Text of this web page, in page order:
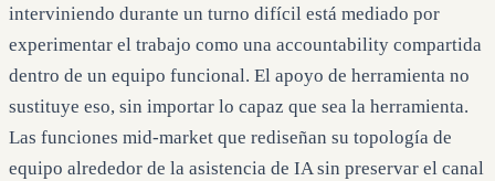
interviniendo durante un turno difícil está mediado por
experimentar el trabajo como una accountability compartida
dentro de un equipo funcional. El apoyo de herramienta no
sustituye eso, sin importar lo capaz que sea la herramienta.
Las funciones mid-market que rediseñan su topología de
equipo alrededor de la asistencia de IA sin preservar el canal